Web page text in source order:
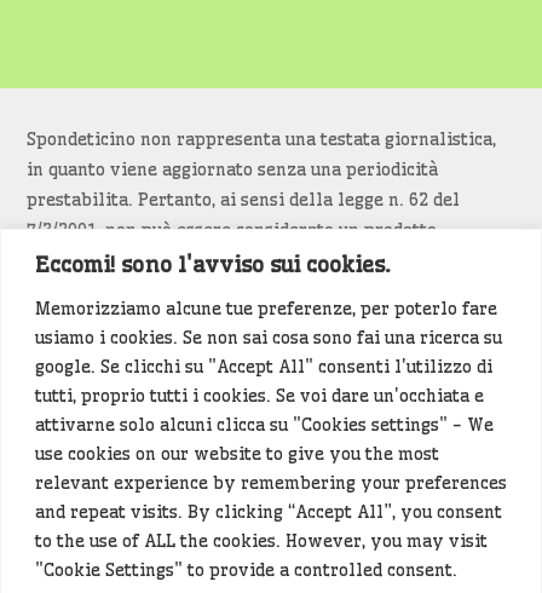
Eccomi! sono l'avviso sui cookies.
Memorizziamo alcune tue preferenze, per poterlo fare
usiamo i cookies. Se non sai cosa sono fai una ricerca su
google. Se clicchi su "Accept All" consenti l'utilizzo di
tutti, proprio tutti i cookies. Se voi dare un'occhiata e
attivarne solo alcuni clicca su "Cookies settings" - We
use cookies on our website to give you the most
relevant experience by remembering your preferences
and repeat visits. By clicking “Accept All”, you consent
to the use of ALL the cookies. However, you may visit
"Cookie Settings" to provide a controlled consent.
Spondeticino non rappresenta una testata giornalistica,
in quanto viene aggiornato senza una periodicità
prestabilita. Pertanto, ai sensi della legge n. 62 del
7/3/2001, non può essere considerato un prodotto
editoriale.
Siamo attenti a non violare copyright e diritti
d’immagine. Se un contenuto è di tua proprietà e vuoi
richiederne la rimozionediccelo(<- clicca per inviarci un
messaggio).
Alcuni articoli sono generati in bozza rielaborando, con
l'intelligenza artificiale generativa, contenuti
provenienti da fonti istituzionali e altri siti di interesse
locale. Prima della pubblicazioni l'articolo viene
controllato dalla redazione.